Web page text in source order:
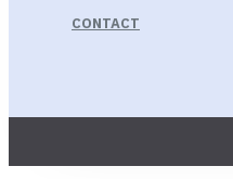
CONTACT